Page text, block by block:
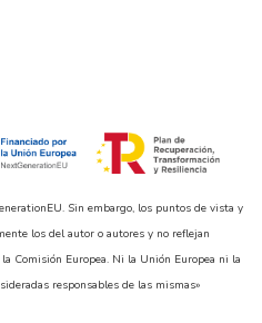
Sin embargo, los puntos de vista y
los del autor o autores y no reflejan
Comisión Europea. Ni la Unión Europea ni la
responsables de las mismas»